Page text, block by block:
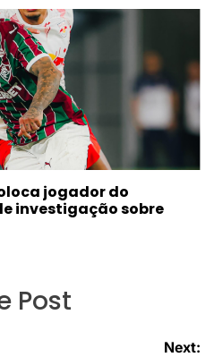
jogador do
investigação sobre
Post
Next: